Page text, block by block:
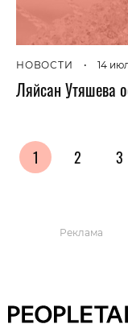
НОВОСТИ • 14
Ляйсан Утяшева
1 2 3
Реклама